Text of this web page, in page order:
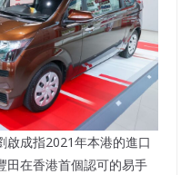
啟成指2021年本港的進口
田在香港首個認可的易手